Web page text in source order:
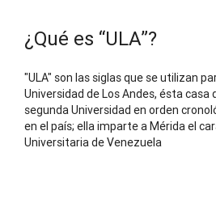
¿Qué es “ULA”?
"ULA" son las siglas que se utilizan
Universidad de Los Andes, ésta casa
segunda Universidad en orden
en el país; ella imparte a Mérida el
Universitaria de Venezuela